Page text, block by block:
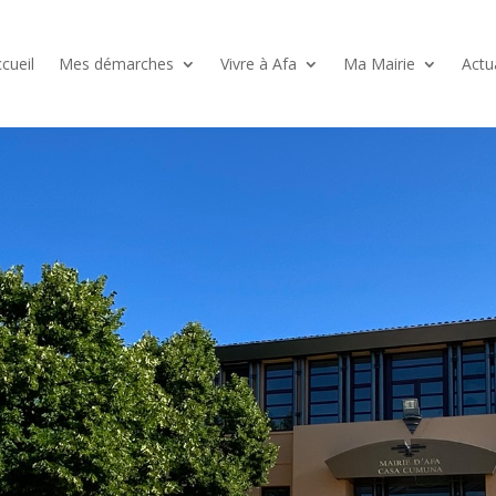
Mes démarches Vivre à Afa Ma Mairie